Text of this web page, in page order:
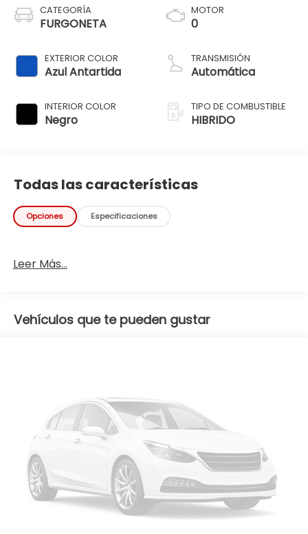
CATEGORÍA
FURGONETA
EXTERIOR COLOR
Azul Antartida
INTERIOR COLOR
Negro
MOTOR
0
TRANSMISIÓN
Automática
TIPO DE COMBUSTIBLE
HIBRIDO
Todas las características
Opciones Especificaciones
Leer Más...
Vehículos que te pueden gustar